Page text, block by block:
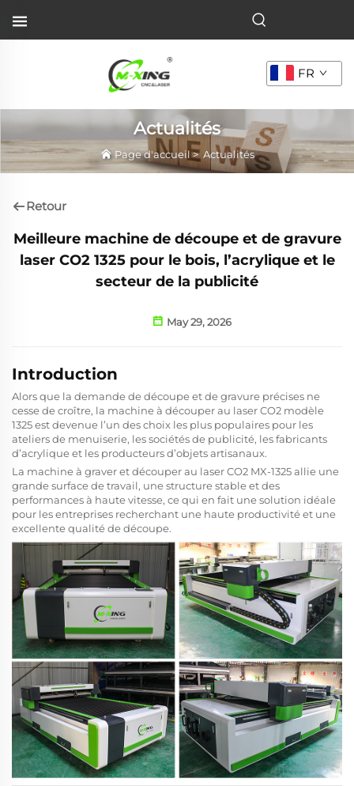
FR
Actualités
Page d'accueil> Actualités
Retour
Meilleure machine de découpe et de gravure
laser CO2 1325 pour le bois, l’acrylique et le
secteur de la publicité
May 29, 2026
Introduction
Alors que la demande de découpe et de gravure précises ne
cesse de croître, la machine à découper au laser CO2 modèle
1325 est devenue l’un des choix les plus populaires pour les
ateliers de menuiserie, les sociétés de publicité, les fabricants
d’acrylique et les producteurs d’objets artisanaux.
La machine à graver et découper au laser CO2 MX-1325 allie une
grande surface de travail, une structure stable et des
performances à haute vitesse, ce qui en fait une solution idéale
pour les entreprises recherchant une haute productivité et une
excellente qualité de découpe.